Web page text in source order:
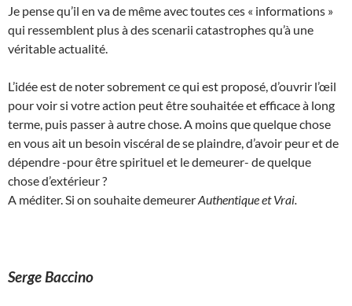
Je pense qu’il en va de même avec toutes ces « informations »
qui ressemblent plus à des scenarii catastrophes qu’à une
véritable actualité.
L’idée est de noter sobrement ce qui est proposé, d’ouvrir l’œil
pour voir si votre action peut être souhaitée et efficace à long
terme, puis passer à autre chose. A moins que quelque chose
en vous ait un besoin viscéral de se plaindre, d’avoir peur et de
dépendre -pour être spirituel et le demeurer- de quelque
chose d’extérieur ?
A méditer. Si on souhaite demeurerAuthentique et Vrai.
Serge Baccino